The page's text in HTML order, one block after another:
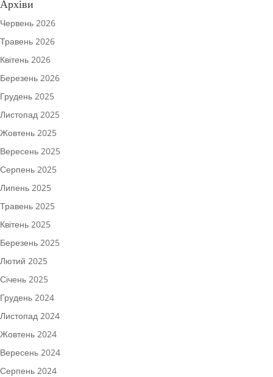
Архіви
Червень 2026
Травень 2026
Квітень 2026
Березень 2026
Грудень 2025
Листопад 2025
Жовтень 2025
Вересень 2025
Серпень 2025
Липень 2025
Травень 2025
Квітень 2025
Березень 2025
Лютий 2025
Січень 2025
Грудень 2024
Листопад 2024
Жовтень 2024
Вересень 2024
Серпень 2024